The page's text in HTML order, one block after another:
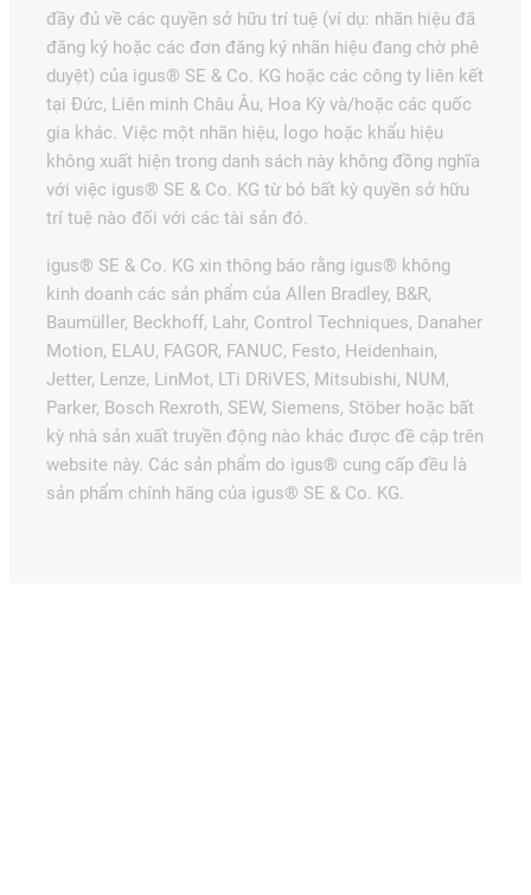
đầy đủ về các quyền sở hữu trí tuệ (ví dụ: nhãn hiệu đã
đăng ký hoặc các đơn đăng ký nhãn hiệu đang chờ phê
duyệt) của igus® SE & Co. KG hoặc các công ty liên kết
tại Đức, Liên minh Châu Âu, Hoa Kỳ và/hoặc các quốc
gia khác. Việc một nhãn hiệu, logo hoặc khẩu hiệu
không xuất hiện trong danh sách này không đồng nghĩa
với việc igus® SE & Co. KG từ bỏ bất kỳ quyền sở hữu
trí tuệ nào đối với các tài sản đó.
igus® SE & Co. KG xin thông báo rằng igus® không
kinh doanh các sản phẩm của Allen Bradley, B&R,
Baumüller, Beckhoff, Lahr, Control Techniques, Danaher
Motion, ELAU, FAGOR, FANUC, Festo, Heidenhain,
Jetter, Lenze, LinMot, LTi DRiVES, Mitsubishi, NUM,
Parker, Bosch Rexroth, SEW, Siemens, Stöber hoặc bất
kỳ nhà sản xuất truyền động nào khác được đề cập trên
website này. Các sản phẩm do igus® cung cấp đều là
sản phẩm chính hãng của igus® SE & Co. KG.